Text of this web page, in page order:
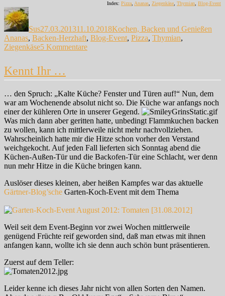
Index: Pizza Ananas Ziegenkäse Thymian Blog-Event
Autor
Sus27.03.201311.10.2018Kochen, Backen und Genießen
Ananas, Backen-Herzhaft, Blog-Event, Pizza, Thymian,
Ziegenkäse5 Kommentarezu
Kennt Ihr …
… den Spruch: „Kalte Küche? Fenster und Türen auf!“ Nun, dem
war am Wochenende absolut nicht so. Die Küche war anfangs noch
einer der kühleren Orte in unserer Gegend.
Was mich dann aber geritten hatte, unbedingt Flammkuchen backen
zu wollen, kann ich mittlerweile nicht mehr nachvollziehen.
Wahrscheinlich hatte mir die Hitze schon vorher den Verstand
weichgekocht. Auf jeden Fall lieferten sich Sonntag abend die
Küchen-Außen-Tür und die Backofen-Tür eine Schlacht, wer denn
nun mehr Hitze in die Küche bringen kann.
Auslöser dieses kleinen, aber heißen Kampfes war das aktuelle
Gärtner-Blog’sche Garten-Koch-Event mit dem Thema
Weil seit dem Event-Beginn vor zwei Wochen mittlerweile
genügend Früchte reif geworden sind, daß man etwas mit ihnen
anfangen kann, wollte ich sie denn auch schön bunt präsentieren.
Zuerst auf dem Teller:
Leider kenne ich dieses Jahr nicht von allen Sorten den Namen.